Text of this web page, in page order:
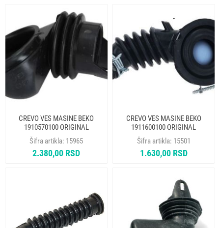
CREVO VES MASINE BEKO
1910570100 ORIGINAL
Šifra artikla: 15965
2.380,00 RSD
CREVO VES MASINE BEKO
1911600100 ORIGINAL
Šifra artikla: 15501
1.630,00 RSD